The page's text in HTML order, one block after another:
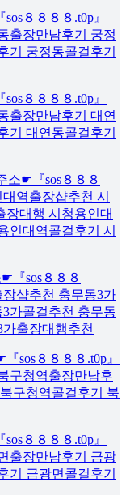
８８８８.t0p』
출장만남후기 궁정
기 궁정동콜걸후기
８８８８.t0p』
출장만남후기 대연
기 대연동콜걸후기
소☛『sos８８８
역출장샵추천 시
장대행 시청용인대
인대역콜걸후기 시
『sos８８８
샵추천 충무동3가
가콜걸추천 충무동
출장대행추천
sos８８８８.t0p』
구청역출장만남후
구청역콜걸후기 북
８８８８.t0p』
출장만남후기 금광
기 금광면콜걸후기